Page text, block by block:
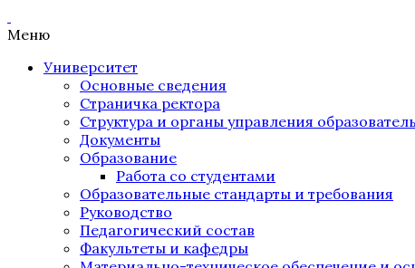
Меню
Университет
Основные сведения
Страничка ректора
Структура и органы управления
Документы
Образование
Работа со студентами
Образовательные стандарты и требования
Руководство
Педагогический состав
Факультеты и кафедры